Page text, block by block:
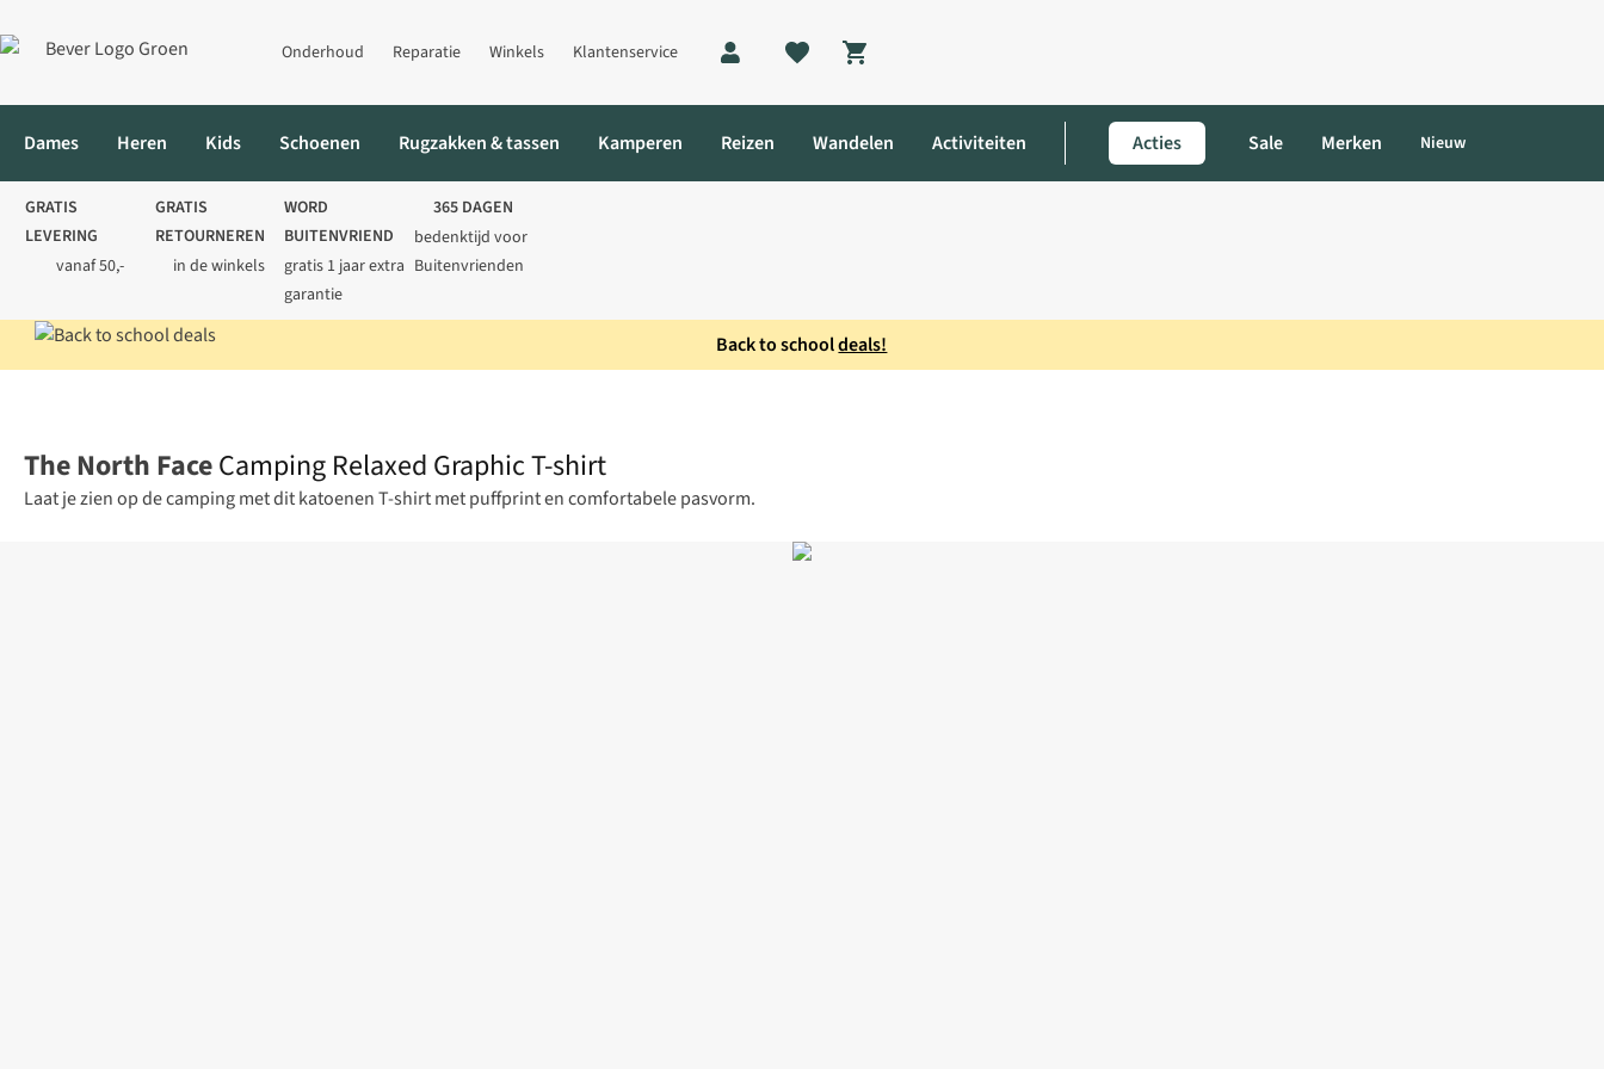
Onderhoud Reparatie Winkels Klantenservice
Shopping cart
Dames Heren Kids Schoenen Rugzakken & tassen Kamperen Reizen Wandelen Activiteiten Acties Sale Merken Nieuw
GRATIS
LEVERING
vanaf 50,-
GRATIS
RETOURNEREN
in de winkels
WORD
BUITENVRIEND
gratis 1 jaar extra
garantie
365 DAGEN
bedenktijd voor
Buitenvrienden
Back to schooldeals!
The North FaceCamping Relaxed Graphic T-shirt
Laat je zien op de camping met dit katoenen T-shirt met puffprint en comfortabele pasvorm.